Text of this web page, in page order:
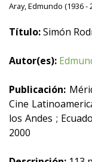
Aray, Edmundo (1936 -
Título:Simón
Autor(es):
Publicación:
Cine
los Andes ;
2000